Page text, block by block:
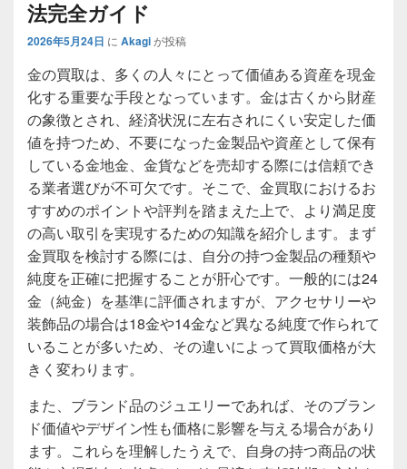
法完全ガイド
2026年5月24日 に Akagiが投稿
金の買取は、多くの人々にとって価値ある資産を現金
化する重要な手段となっています。 金は古くから財産
の象徴とされ、経済状況に左右されにくい安定した価
値を持つため、不要になった金製品や資産として保有
している金地金、金貨などを売却する際には信頼でき
る業者選びが不可欠です。そこで、金買取におけるお
すすめのポイントや評判を踏まえた上で、より満足度
の高い取引を実現するための知識を紹介します。まず
金買取を検討する際には、自分の持つ金製品の種類や
純度を正確に把握することが肝心です。一般的には24
金（純金）を基準に評価されますが、アクセサリーや
装飾品の場合は18金や14金など異なる純度で作られて
いることが多いため、その違いによって買取価格が大
きく変わります。
また、ブランド品のジュエリーであれば、そのブラン
ド価値やデザイン性も価格に影響を与える場合があり
ます。これらを理解したうえで、自身の持つ商品の状